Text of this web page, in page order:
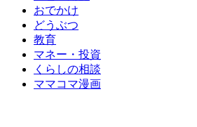
おでかけ
どうぶつ
教育
マネー・投資
くらしの相談
ママコマ漫画